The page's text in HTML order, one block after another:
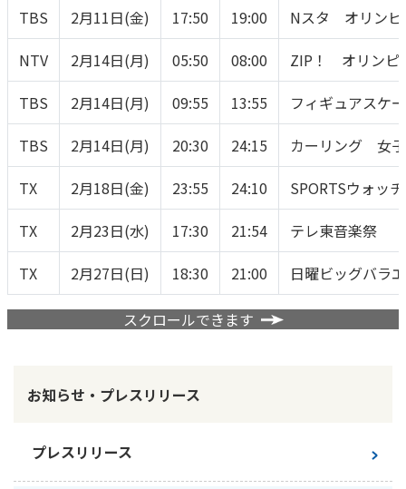
お手続き一覧
きっかけ・できごとから探す
マイページでできること
新規登録
ログイン
ご契約内容の確認
各種サービス・お知らせ
学資保険
長寿支援保険
お見積りシミュレーション
資料請求
保険の探し方のポイント
保険かんたん診断
これからのライフイベントでかかる費用とは？
ご契約手続きの流れ
保険用語集
お役立ち情報
かんぽ生命の団体取扱い
法人向け資料請求
お問い合わせ先
保険
医療
お金
子育て
健康情報
かんぽアプリ～かんぽの健康と安心を手のひらに～
ご挨拶
経営理念・経営戦略
会社概要
財務情報
日本郵政グループとしての取り組み
採用情報
CM・オウンドメディア／ソーシャルメディア
お問い合わせ
サステナビリティ
株主・投資家のみなさまへ
採用情報
English
TBS
2月11日(金) 17:50 19:00
Nスタ オリンピ
NTV
2月14日(月) 05:50 08:00
ZIP！ オリンピ
TBS
2月14日(月) 09:55 13:55
フィギュアスケ
TBS
2月14日(月) 20:30 24:15
カーリング 女
TX
2月18日(金) 23:55 24:10
SPORTSウォッ
TX
2月23日(水) 17:30 21:54
テレ東音楽祭
TX
2月27日(日) 18:30 21:00 日曜ビッグバラ
スクロールできます
お知らせ・プレスリリース
プレスリリース